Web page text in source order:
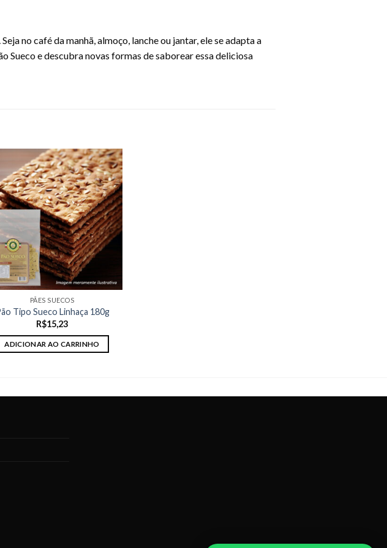
no café da manhã, almoço, lanche ou jantar, ele se adapta a
Sueco e descubra novas formas de saborear essa deliciosa
PÃES SUECOS
Tipo Sueco Linhaça 180g
R$15,23
ADICIONAR AO CARRINHO